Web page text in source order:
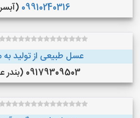
09910240316
عسل طبیعی از تولید
09179309503 (بندر عباس)